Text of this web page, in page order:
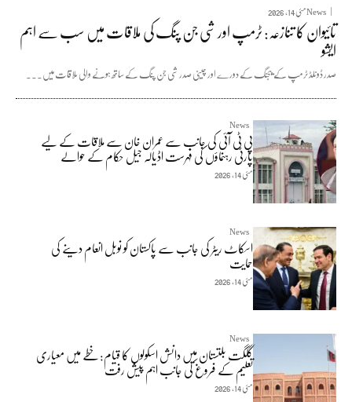
Newsمئی 14, 2026
تائیوان کا تنازعہ: ٹرمپ اور شی جن پنگ کی ملاقات میں سب سے اہم
ایشو
صدر ڈونلڈ ٹرمپ کے بیجنگ کے دورے اور چینی صدر شی جن پنگ کے ساتھ ہونے والی ملاقات میں...
News
پی ٹی آئی کی جانب سے عمران خان سے ملاقات کے لیے
پارٹی رہنماؤں کی فہرست اڈیالہ جیل حکام کے حوالے
مئی 14, 2026
News
اسکاٹ ریٹر کی جانب سے پاکستان کو نوبل انعام دینے کی
حمایت
مئی 14, 2026
News
گلگت بلتستان میں دانش اسکولوں کا قیام: خطے میں معیاری
تعلیم کے فروغ کی جانب اہم پیش رفت
مئی 14, 2026